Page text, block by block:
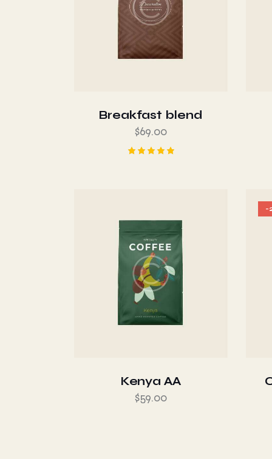
Breakfast blend
$69.00
Kenya AA
$59.00
-